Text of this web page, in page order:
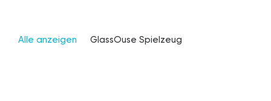
Alle anzeigen GlassOuse Spielzeug